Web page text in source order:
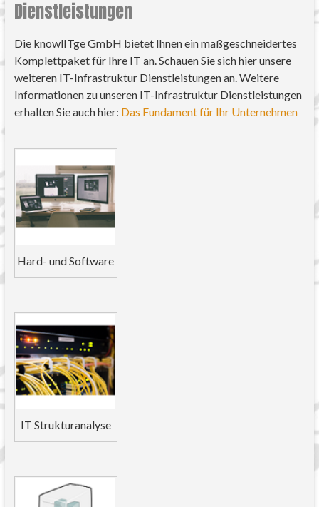
Dienstleistungen
Die knowlITge GmbH bietet Ihnen ein maßgeschneidertes
Komplettpaket für Ihre IT an. Schauen Sie sich hier unsere
weiteren IT-Infrastruktur Dienstleistungen an. Weitere
Informationen zu unseren IT-Infrastruktur Dienstleistungen
erhalten Sie auch hier: Das Fundament für Ihr Unternehmen
Hard- und Software
IT Strukturanalyse